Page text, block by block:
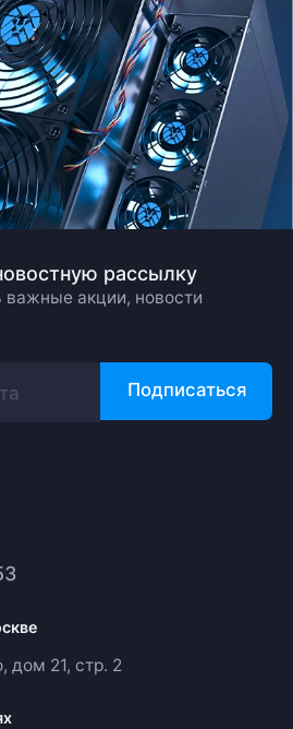
рассылку
важные акции, новости
Подписаться
дом 21, стр. 2